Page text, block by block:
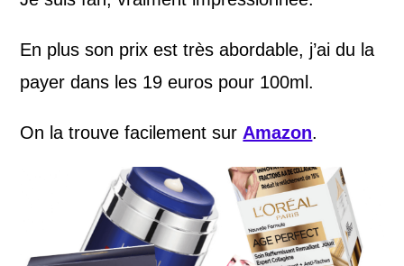
En plus son prix est très abordable, j’ai du la
payer dans les 19 euros pour 100ml.
On la trouve facilement sur Amazon.